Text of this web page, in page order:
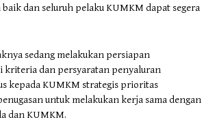
dan seluruh pelaku KUMKM dapat segera
sedang melakukan persiapan
kriteria dan persyaratan penyaluran
kepada KUMKM strategis prioritas
untuk melakukan kerja sama dengan
dan KUMKM.